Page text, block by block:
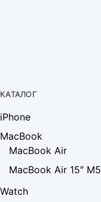
КАТАЛОГ
iPhone
MacBook
MacBook Air
MacBook Air 15″ M5
Watch